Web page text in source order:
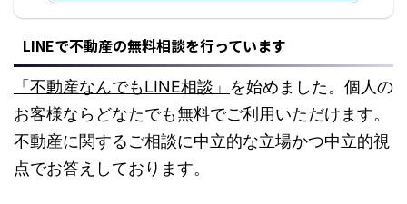
LINEで不動産の無料相談を行っています
「不動産なんでもLINE相談」 を始めました。個人の
お客様ならどなたでも無料でご利用いただけます。
不動産に関するご相談に中立的な立場かつ中立的視
点でお答えしております。